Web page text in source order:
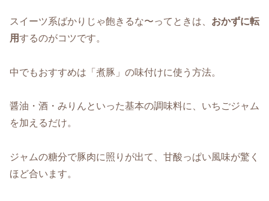
スイーツ系ばかりじゃ飽きるな〜ってときは、 おかずに転
用するのがコツです。
中でもおすすめは「煮豚」の味付けに使う方法。
醤油・酒・みりんといった基本の調味料に、いちごジャム
を加えるだけ。
ジャムの糖分で豚肉に照りが出て、甘酸っぱい風味が驚く
ほど合います。